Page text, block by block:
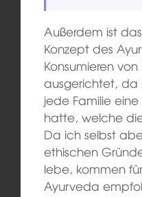
Außerdem ist
Konzept des
Konsumieren
ausgerichtet, da
jede Familie eine
hatte, welche
Da ich selbst
ethischen
lebe, kommen
Ayurveda